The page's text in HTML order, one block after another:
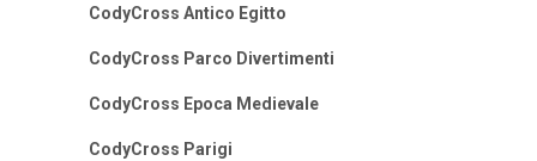
CodyCross Antico Egitto
CodyCross Parco Divertimenti
CodyCross Epoca Medievale
CodyCross Parigi